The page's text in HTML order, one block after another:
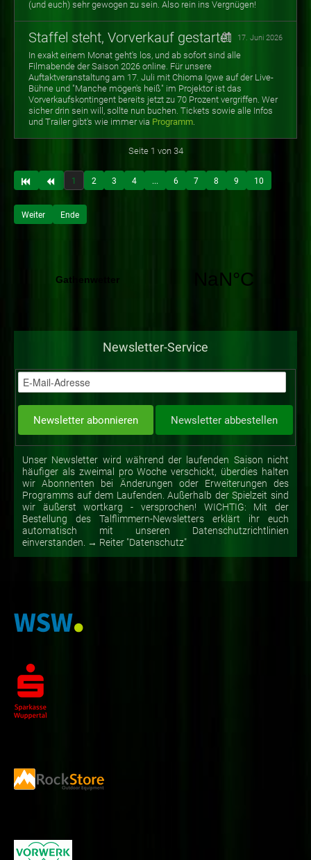
(und euch) sehr gewogen zu sein. Also rein ins Vergnügen!
Staffel steht, Vorverkauf gestartet 17. Juni 2026
In exakt einem Monat geht's los, und ab sofort sind alle
Filmabende der Saison 2026 online. Für unsere
Auftaktveranstaltung am 17. Juli mit Chioma Igwe auf der Live-
Bühne und "Manche mögen's heiß" im Projektor ist das
Vorverkaufskontingent bereits jetzt zu 70 Prozent vergriffen. Wer
sicher drin sein will, sollte nun buchen. Tickets sowie alle Infos
und Trailer gibt's wie immer via Programm.
Seite 1 von 34
1 2 3 4 ... 6 7 8 9 10
Weiter Ende
Newsletter-Service
Unser Newsletter wird während der laufenden Saison nicht
häufiger als zweimal pro Woche verschickt, überdies halten
wir Abonnenten bei Änderungen oder Erweiterungen des
Programms auf dem Laufenden. Außerhalb der Spielzeit sind
wir äußerst wortkarg - versprochen! WICHTIG: Mit der
Bestellung des Talflimmern-Newsletters erklärt ihr euch
automatisch mit unseren Datenschutzrichtlinien
einverstanden. → Reiter "Datenschutz"